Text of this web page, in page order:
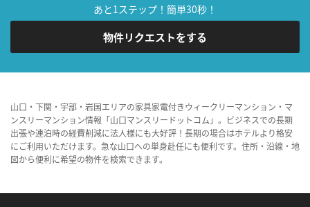
あと1ステップ！簡単30秒！
物件リクエストをする
山口・下関・宇部・岩国エリアの家具家電付きウィークリーマンション・マ
ンスリーマンション情報「山口マンスリードットコム」。ビジネスでの長期
出張や連泊時の経費削減に法人様にも大好評！長期の場合はホテルより格安
にご利用いただけます。急な山口への単身赴任にも便利です。住所・沿線・地
図から便利に希望の物件を検索できます。